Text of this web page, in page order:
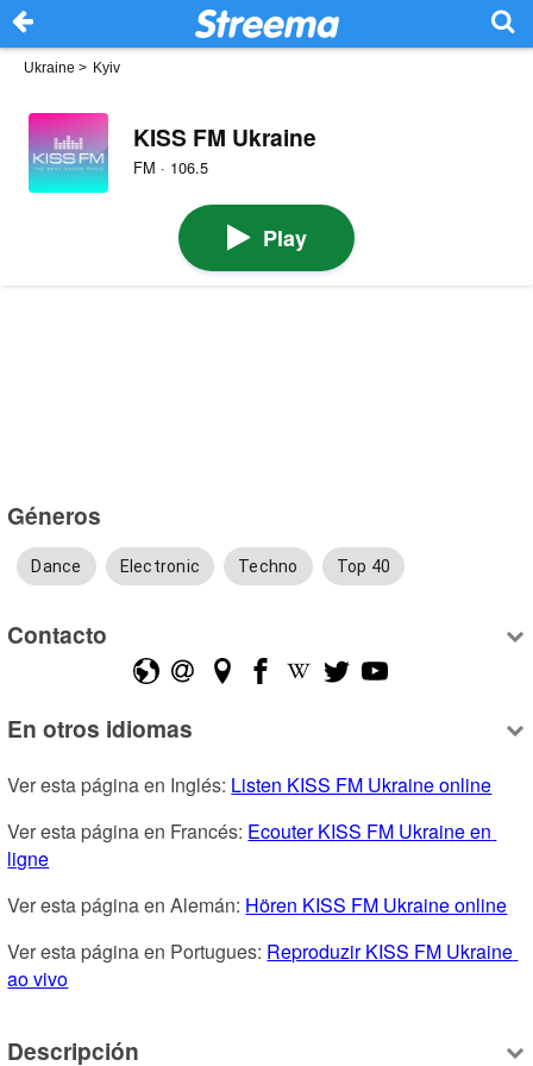
Ukraine > Kyiv
KISS FM Ukraine
FM · 106.5
Play
Géneros
Dance Electronic Techno Top 40
Contacto
En otros idiomas
Ver esta página en Inglés: Listen KISS FM Ukraine online
Ver esta página en Francés: Ecouter KISS FM Ukraine en
ligne
Ver esta página en Alemán: Hören KISS FM Ukraine online
Ver esta página en Portugues: Reproduzir KISS FM Ukraine
ao vivo
Descripción